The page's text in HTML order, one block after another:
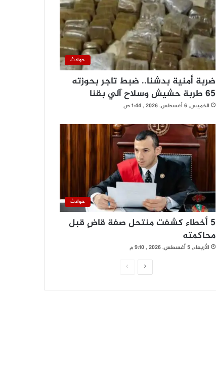
حوادث
ضربة أمنية بدشنا.. ضبط تاجر بحوزته
65 طربة حشيش وسلاح آلي بقنا
الخميس, 6 أغسطس, 2026 , 1:44 ص
حوادث
5 أخطاء كشفت منتحل صفة قاضٍ قبل
محاكمته
الأربعاء, 5 أغسطس, 2026 , 9:10 م
ا